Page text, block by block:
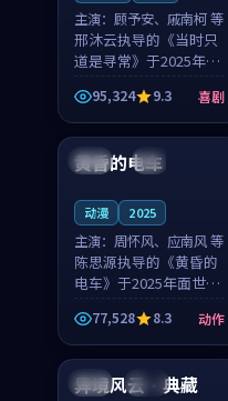
主演： 顾予安、戚南柯 等
邢沐云执导的《当时只
道是寻常》于2025年面
世，泰国的城市气质与
母女情深的人物心境共
同构筑了影片基调。顾
予安、戚南柯用细腻的
表演撑起整部喜剧电
95,324 9.3 喜剧
日本 4K
黄昏的电车
动漫 2025
主演： 周怀风、应南风 等
陈思源执导的《黄昏的
电车》于2025年面世，
日本的城市气质与渔村
故事的人物心境共同构
筑了影片基调。周怀
风、应南风用细腻的表
演撑起整部动作电影，
77,528 8.3 动作
泰国 高分
异境风云·典藏